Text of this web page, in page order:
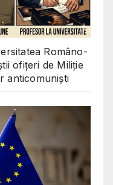
Româno-
ofițeri de Miliție
anticomuniști